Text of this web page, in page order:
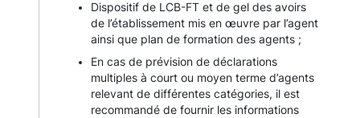
Dispositif de LCB-FT et de gel des avoirs
de l’établissement mis en œuvre par l’agent
ainsi que plan de formation des agents ;
En cas de prévision de déclarations
multiples à court ou moyen terme d’agents
relevant de différentes catégories, il est
recommandé de fournir les informations